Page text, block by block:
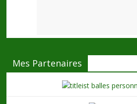
Mes Partenaires